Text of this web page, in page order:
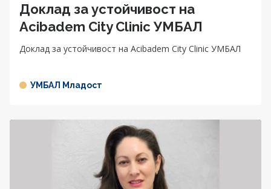
Доклад за устойчивост на
Acibadem City Clinic УМБАЛ
Доклад за устойчивост на Acibadem City Clinic УМБАЛ
УМБАЛ Младост